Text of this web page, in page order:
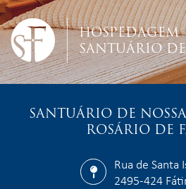
HOSPEDAGEM
SANTUÁRIO
SANTUÁRIO DE
ROSÁRIO DE
Rua de Santa
2495-424